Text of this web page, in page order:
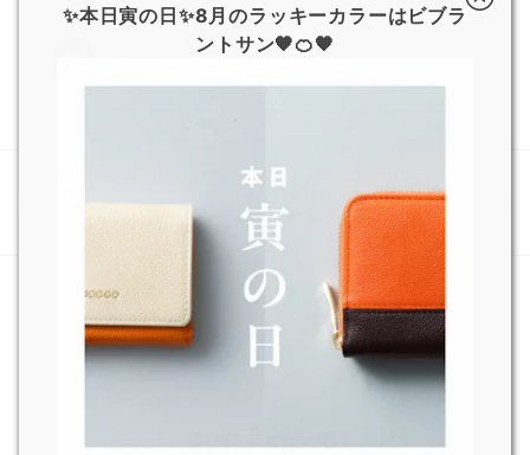
｜名入れ・ロゴ対応でオリジ
けオリジナルノベルティ制作
事例｜オーダーメイドで特別
なノベルティに
おすすめ記事
✨本日寅の日✨8月のラッキーカラーはビブラ
ントサン🧡🍊🧡